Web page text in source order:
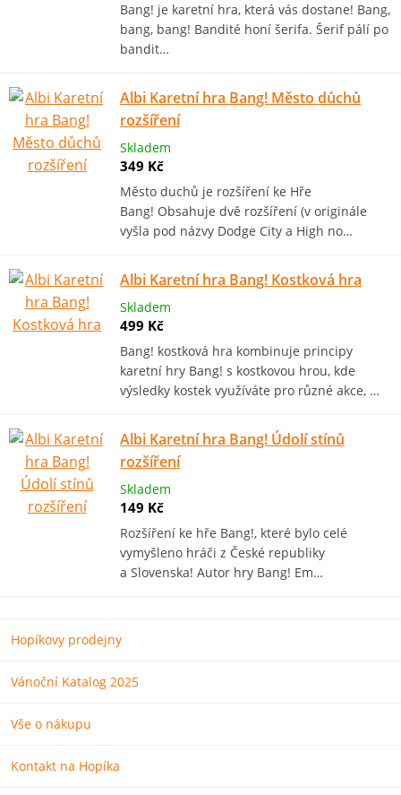
Bang! je karetní hra, která vás dostane! Bang,
bang, bang! Bandité honí šerifa. Šerif pálí po
bandit…
Albi Karetní hra Bang! Město důchů
rozšíření
Skladem
349 Kč
Město duchů je rozšíření ke Hře
Bang! Obsahuje dvě rozšíření (v originále
vyšla pod názvy Dodge City a High no…
Albi Karetní hra Bang! Kostková hra
Skladem
499 Kč
Bang! kostková hra kombinuje principy
karetní hry Bang! s kostkovou hrou, kde
výsledky kostek využíváte pro různé akce, …
Albi Karetní hra Bang! Údolí stínů
rozšíření
Skladem
149 Kč
Rozšíření ke hře Bang!, které bylo celé
vymyšleno hráči z České republiky
a Slovenska! Autor hry Bang! Em…
Hopíkovy prodejny
Vánoční Katalog 2025
Vše o nákupu
Kontakt na Hopíka